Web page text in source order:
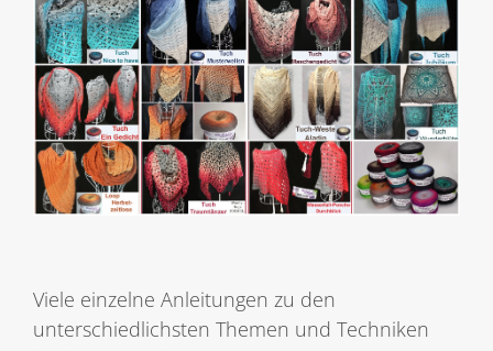
Viele einzelne Anleitungen zu den
unterschiedlichsten Themen und Techniken